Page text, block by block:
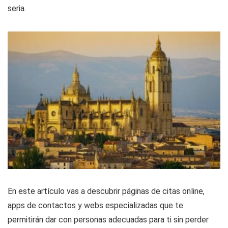
seria.
En este artículo vas a descubrir páginas de citas online,
apps de contactos y webs especializadas que te
permitirán dar con personas adecuadas para ti sin perder